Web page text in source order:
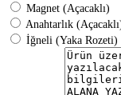
Magnet (Açacaklı)
Anahtarlık
İğneli (Yaka Rozeti)